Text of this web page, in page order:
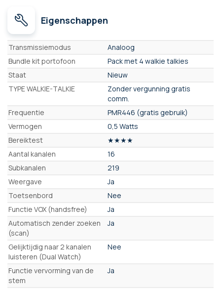
Eigenschappen
Eigenschappen
Transmissiemodus
Analoog
Bundle kit portofoon
Pack met 4 walkie talkies
Staat
Nieuw
TYPE WALKIE-TALKIE
Zonder vergunning gratis
comm.
Frequentie
PMR446 (gratis gebruik)
Vermogen
0,5 Watts
Bereiktest
★★★★
Aantal kanalen
16
Subkanalen
219
Weergave
Ja
Toetsenbord
Nee
Functie VOX (handsfree)
Ja
Automatisch zender zoeken
(scan)
Ja
Gelijktijdig naar 2 kanalen
luisteren (Dual Watch)
Nee
Functie vervorming van de
stem
Ja